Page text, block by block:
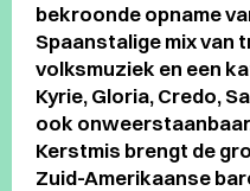
bekroonde opname
Spaanstalige mix van
volksmuziek en een
Kyrie, Gloria, Credo,
ook
Kerstmis brengt de
Zuid-Amerikaanse